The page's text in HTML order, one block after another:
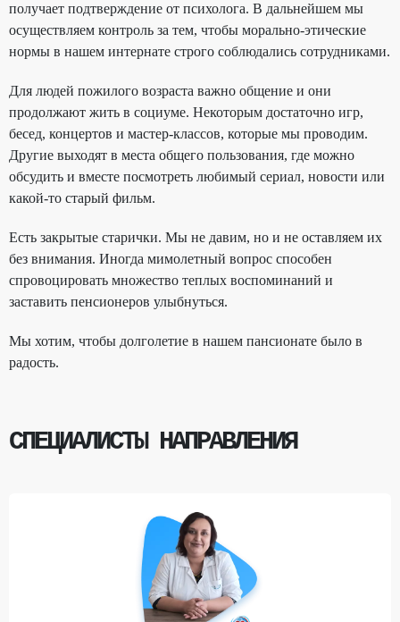
получает подтверждение от психолога. В дальнейшем мы
осуществляем контроль за тем, чтобы морально-этические
нормы в нашем интернате строго соблюдались сотрудниками.
Для людей пожилого возраста важно общение и они
продолжают жить в социуме. Некоторым достаточно игр,
бесед, концертов и мастер-классов, которые мы проводим.
Другие выходят в места общего пользования, где можно
обсудить и вместе посмотреть любимый сериал, новости или
какой-то старый фильм.
Есть закрытые старички. Мы не давим, но и не оставляем их
без внимания. Иногда мимолетный вопрос способен
спровоцировать множество теплых воспоминаний и
заставить пенсионеров улыбнуться.
Мы хотим, чтобы долголетие в нашем пансионате было в
радость.
СПЕЦИАЛИСТЫ НАПРАВЛЕНИЯ